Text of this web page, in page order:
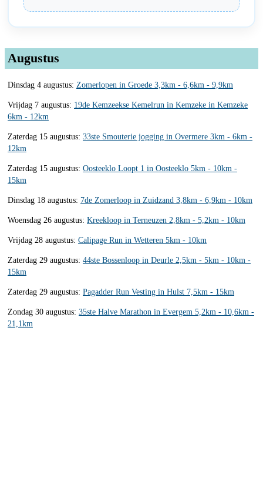
Augustus
Dinsdag 4 augustus: Zomerlopen in Groede 3,3km - 6,6km - 9,9km
Vrijdag 7 augustus: 19de Kemzeekse Kemelrun in Kemzeke in Kemzeke
6km - 12km
Zaterdag 15 augustus: 33ste Smouterie jogging in Overmere 3km - 6km -
12km
Zaterdag 15 augustus: Oosteeklo Loopt 1 in Oosteeklo 5km - 10km -
15km
Dinsdag 18 augustus: 7de Zomerloop in Zuidzand 3,8km - 6,9km - 10km
Woensdag 26 augustus: Kreekloop in Terneuzen 2,8km - 5,2km - 10km
Vrijdag 28 augustus: Calipage Run in Wetteren 5km - 10km
Zaterdag 29 augustus: 44ste Bossenloop in Deurle 2,5km - 5km - 10km -
15km
Zaterdag 29 augustus: Pagadder Run Vesting in Hulst 7,5km - 15km
Zondag 30 augustus: 35ste Halve Marathon in Evergem 5,2km - 10,6km -
21,1km